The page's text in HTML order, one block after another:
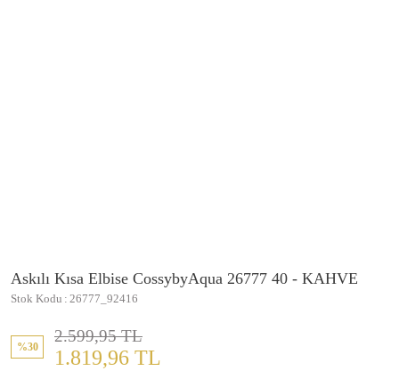
Askılı Kısa Elbise CossybyAqua 26777 40 - KAHVE
Stok Kodu 26777_92416
%30
2.599,95 TL
1.819,96 TL